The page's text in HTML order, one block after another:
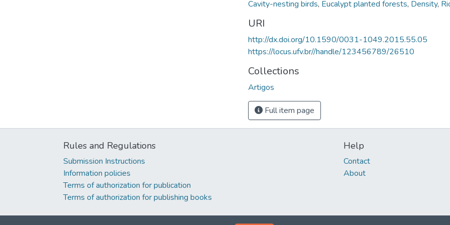
Cavity-nesting birds, Eucalypt planted forests, Density,
URI
http://dx.doi.org/10.1590/0031-1049.2015.55.05
https://locus.ufv.br//handle/123456789/26510
Collections
Artigos
Full item page
Rules and Regulations
Submission Instructions
Information policies
Terms of authorization for publication
Terms of authorization for publishing books
Help
Contact
About